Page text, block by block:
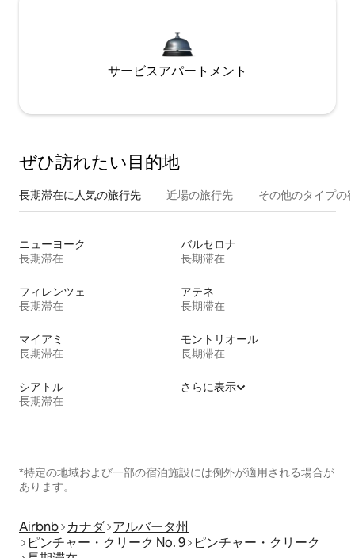
サービスアパートメント
ぜひ訪⁠れ⁠た⁠い目⁠的⁠地
長期滞在に人気の旅行先 近場の旅行先 その他のタ⁠イ⁠プ⁠の
ニューヨーク
長期滞在
バルセロナ
長期滞在
フィレンツェ
長期滞在
アテネ
長期滞在
マイアミ
長期滞在
モントリオール
長期滞在
シアトル
長期滞在
さらに表示
*特定の地域および一部の宿泊施設には例外が適用される場合が
あります。
Airbnb カナダ アルバータ州
ピンチャー・クリーク No. 9
ピンチャー・クリーク